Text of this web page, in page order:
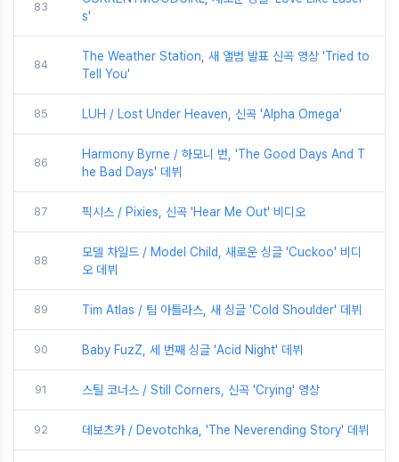
83
s'
84
The Weather Station, 새 앨범 발표 신곡 영상 'Tried to
Tell You'
85 LUH / Lost Under Heaven, 신곡 'Alpha Omega'
86
Harmony Byrne / 하모니 번, 'The Good Days And T
he Bad Days' 데뷔
87 픽시스 / Pixies, 신곡 'Hear Me Out' 비디오
88
모델 차일드 / Model Child, 새로운 싱글 'Cuckoo' 비디
오 데뷔
89 Tim Atlas / 팀 아틀라스, 새 싱글 'Cold Shoulder' 데뷔
90 Baby FuzZ, 세 번째 싱글 'Acid Night' 데뷔
91 스틸 코너스 / Still Corners, 신곡 'Crying' 영상
92 데보츠카 / Devotchka, 'The Neverending Story' 데뷔